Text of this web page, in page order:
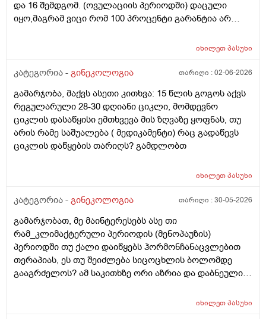
კი მცირე? მადლობთ!
და 16 შემდგომ. (ოვულაციის პერიოდში) დაცული
იყო,მაგრამ ვიცი რომ 100 პროცენტი გარანტია არ
ვფოქრობ რადგანაც Implantation bleeding არსებობს და
ჩვეულებრივ 3-4 დღე,მაგრამ ადრე
მალევე ვირუსი შემხვდა,სიცხე,გულისრევის
შეგრძნებაც მქონდა. მალევე გავიკეთე
ტესტი,უარყოფითი იყო. ეგ უცნაური შეგრძნება
რამოდენიმე დღე მქონდა. ახლა მენტრუაციას
ველოდები,მაგრამ არ მომივიდა,შუალედი 28-32 დღე
მოქმედებსო,2 კვირის წინ სხვა ქალაქში გავემგვაზრე
გავიკეთე ისევ უარყოფითია. შემდეგი 1 კვირის
განმავლობაში ვერ ვახერხებ მისვლას ექიმთან. არის
რაიმე შანსი ფეხმძიმობის? აზრი აქვს განმეორებით
ტესტს? მენტრუაცია რეგულარული მქონდა ხოლმე28-
30 დღე შუალედი.
იხილეთპასუხი
კატეგორია - გინეკოლოგია თარიღი :02-06-2026
გამარჯობა, მაქვს ასეთი კითხვა: 15 წლის გოგოს აქვს
რეგულარული 28-30 დღიანი ციკლი, მომდევნო
ციკლის დასაწყისი ემთხვევა მის ზღვაზე ყოფნას, თუ
არის რამე საშუალება ( მედიკამენტი) რაც გადაწევს
ციკლის დაწყების თარიღს? გამდლობთ
იხილეთპასუხი
კატეგორია - გინეკოლოგია თარიღი :30-05-2026
გამარჯობათ, მე მაინტერესებს ასე თი
რამ_კლიმაქტერული პერიოდის (მენოპაუზის)
პერიოდში თუ ქალი დაიწყებს ჰორმონჩანაცვლებით
თერაპიას, ეს თუ შეიძლება სიცოცხლის ბოლომდე
გააგრძელოს? ამ საკითხზე ორი აზრია და დაბნეული
ჰორმონჩანაცვლებითი თერაპია (სიცოცხლის
იხილეთპასუხი